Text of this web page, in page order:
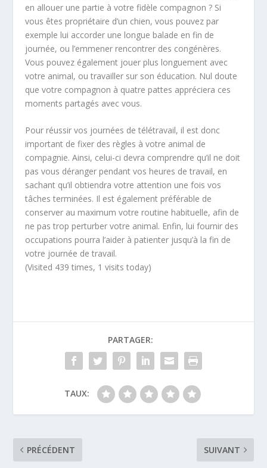
en allouer une partie à votre fidèle compagnon ? Si
vous êtes propriétaire d’un chien, vous pouvez par
exemple lui accorder une longue balade en fin de
journée, ou l’emmener rencontrer des congénères.
Vous pouvez également jouer plus longuement avec
votre animal, ou travailler sur son éducation. Nul doute
que votre compagnon à quatre pattes appréciera ces
moments partagés avec vous.
Pour réussir vos journées de télétravail, il est donc
important de fixer des règles à votre animal de
compagnie. Ainsi, celui-ci devra comprendre qu’il ne doit
pas vous déranger pendant vos heures de travail, en
sachant qu’il obtiendra votre attention une fois vos
tâches terminées. Il est également préférable de
conserver au maximum votre routine habituelle, afin de
ne pas trop perturber votre animal. Enfin, lui fournir des
occupations pourra l’aider à patienter jusqu’à la fin de
votre journée de travail.
(Visited 439 times, 1 visits today)
PARTAGER:
TAUX:
PRÉCÉDENT SUIVANT